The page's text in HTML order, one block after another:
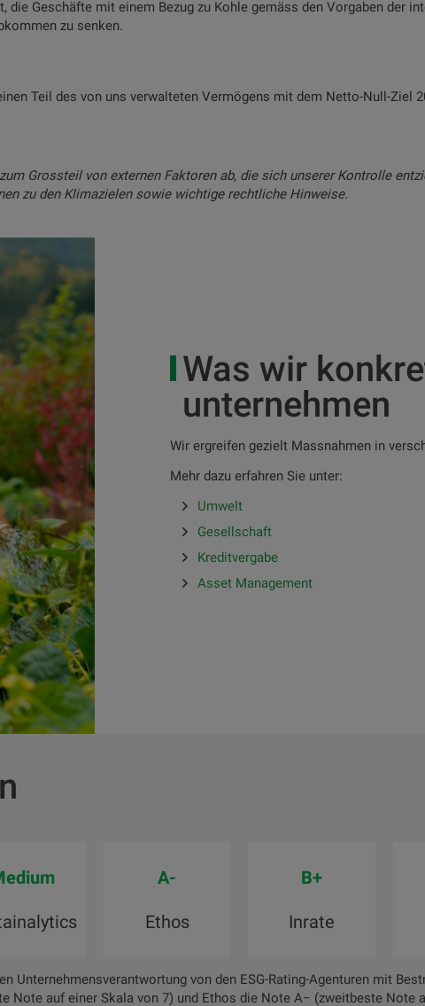
die Geschäfte mit einem Bezug zu Kohle gemäss den Vorgaben der
zu senken.
Teil des von uns verwalteten Vermögens mit dem Netto-Null-Ziel
Grossteil von externen Faktoren ab, die sich unserer Kontrolle
zu den Klimazielen sowie wichtige rechtliche Hinweise.
Was wir
unternehmen
Wir ergreifen gezielt Massnahmen in
Mehr dazu erfahren Sie unter:
Umwelt
Gesellschaft
Kreditvergabe
Asset Management
A-
Ethos
B+
Inrate
Unternehmensverantwortung von den ESG-Rating-Agenturen mit
Note auf einer Skala von 7) und Ethos die Note A− (zweitbeste Note